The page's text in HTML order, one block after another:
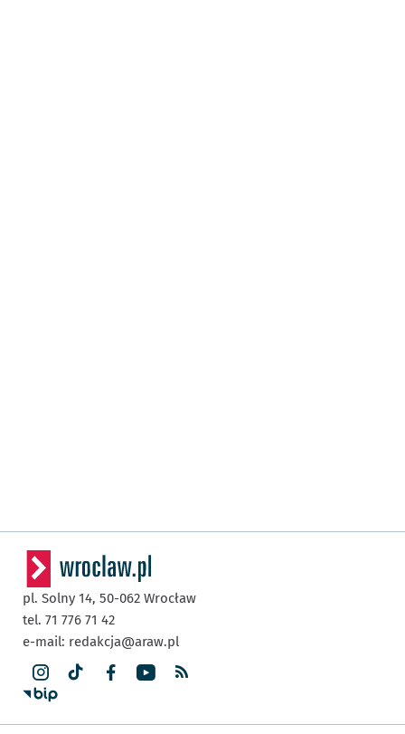
pl. Solny 14, 50-062 Wrocław
tel. 71 776 71 42
e-mail: redakcja@araw.pl